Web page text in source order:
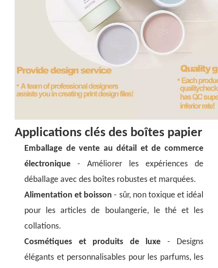
Applications clés des boîtes papier
Emballage de vente au détail et de commerce
électronique - Améliorer les expériences de
déballage avec des boîtes robustes et marquées.
Alimentation et boisson- sûr, non toxique et idéal
pour les articles de boulangerie, le thé et les
collations.
Cosmétiques et produits de luxe - Designs
élégants et personnalisables pour les parfums, les